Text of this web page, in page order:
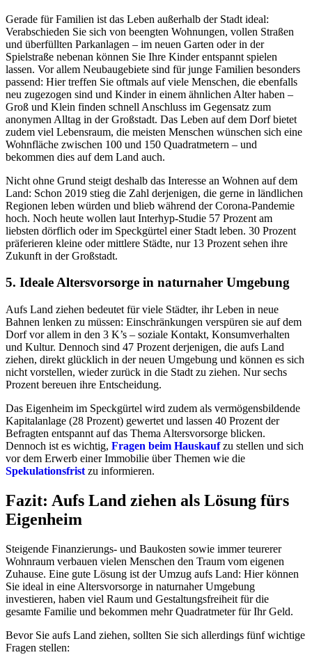
Gerade für Familien ist das Leben außerhalb der Stadt ideal:
Verabschieden Sie sich von beengten Wohnungen, vollen Straßen
und überfüllten Parkanlagen – im neuen Garten oder in der
Spielstraße nebenan können Sie Ihre Kinder entspannt spielen
lassen. Vor allem Neubaugebiete sind für junge Familien besonders
passend: Hier treffen Sie oftmals auf viele Menschen, die ebenfalls
neu zugezogen sind und Kinder in einem ähnlichen Alter haben –
Groß und Klein finden schnell Anschluss im Gegensatz zum
anonymen Alltag in der Großstadt. Das Leben auf dem Dorf bietet
zudem viel Lebensraum, die meisten Menschen wünschen sich eine
Wohnfläche zwischen 100 und 150 Quadratmetern – und
bekommen dies auf dem Land auch.
Nicht ohne Grund steigt deshalb das Interesse an Wohnen auf dem
Land: Schon 2019 stieg die Zahl derjenigen, die gerne in ländlichen
Regionen leben würden und blieb während der Corona-Pandemie
hoch. Noch heute wollen laut Interhyp-Studie 57 Prozent am
liebsten dörflich oder im Speckgürtel einer Stadt leben. 30 Prozent
präferieren kleine oder mittlere Städte, nur 13 Prozent sehen ihre
Zukunft in der Großstadt.
5. Ideale Altersvorsorge in naturnaher Umgebung
Aufs Land ziehen bedeutet für viele Städter, ihr Leben in neue
Bahnen lenken zu müssen: Einschränkungen verspüren sie auf dem
Dorf vor allem in den 3 K’s – soziale Kontakt, Konsumverhalten
und Kultur. Dennoch sind 47 Prozent derjenigen, die aufs Land
ziehen, direkt glücklich in der neuen Umgebung und können es sich
nicht vorstellen, wieder zurück in die Stadt zu ziehen. Nur sechs
Prozent bereuen ihre Entscheidung.
Das Eigenheim im Speckgürtel wird zudem als vermögensbildende
Kapitalanlage (28 Prozent) gewertet und lassen 40 Prozent der
Befragten entspannt auf das Thema Altersvorsorge blicken.
Dennoch ist es wichtig, Fragen beim Hauskaufzu stellen und sich
vor dem Erwerb einer Immobilie über Themen wie die
Spekulationsfrist zu informieren.
Fazit: Aufs Land ziehen als Lösung fürs
Eigenheim
Steigende Finanzierungs- und Baukosten sowie immer teurerer
Wohnraum verbauen vielen Menschen den Traum vom eigenen
Zuhause. Eine gute Lösung ist der Umzug aufs Land: Hier können
Sie ideal in eine Altersvorsorge in naturnaher Umgebung
investieren, haben viel Raum und Gestaltungsfreiheit für die
gesamte Familie und bekommen mehr Quadratmeter für Ihr Geld.
Bevor Sie aufs Land ziehen, sollten Sie sich allerdings fünf wichtige
Fragen stellen: